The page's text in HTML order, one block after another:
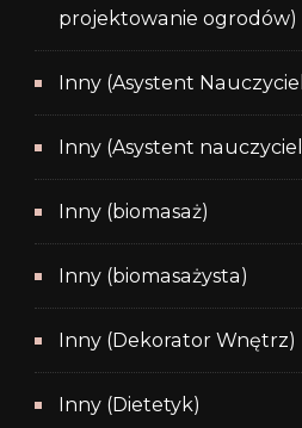
projektowanie ogrodów)
Inny (Asystent
Inny (Asystent
Inny (biomasaż)
Inny (biomasażysta)
Inny (Dekorator Wnętrz)
Inny (Dietetyk)